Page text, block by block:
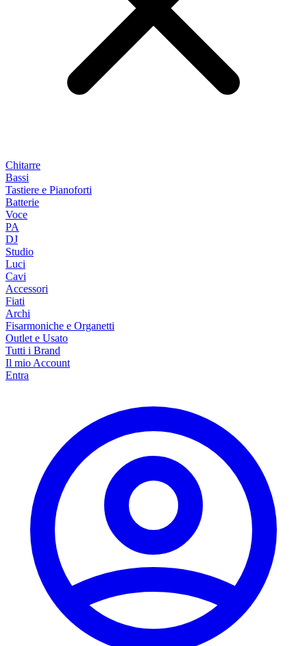
Chitarre
Bassi
Tastiere e Pianoforti
Batterie
Voce
PA
DJ
Studio
Luci
Cavi
Accessori
Fiati
Archi
Fisarmoniche e Organetti
Outlet e Usato
Tutti i Brand
Il mio Account
Entra